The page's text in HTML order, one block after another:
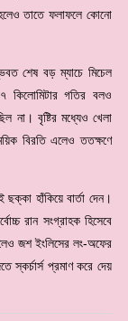
হলেও তাতে ফলাফলে কোনো
শেষ বড় ম্যাচে মিচেল
কিলোমিটার গতির বলও
না। বৃষ্টির মধ্যেও খেলা
বিরতি এলেও ততক্ষণে
ছক্কা হাঁকিয়ে বার্তা দেন।
রান সংগ্রাহক হিসেবে
জশ ইংলিসের লং-অফের
স্কর্চার্স প্রমাণ করে দেয়